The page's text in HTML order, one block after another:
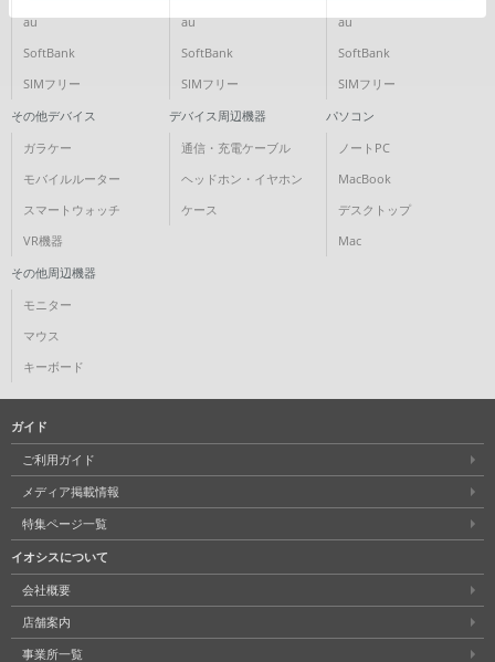
au
SoftBank
SIMフリー
au
SoftBank
SIMフリー
au
SoftBank
SIMフリー
その他デバイス
ガラケー
モバイルルーター
スマートウォッチ
VR機器
デバイス周辺機器
通信・充電ケーブル
ヘッドホン・イヤホン
ケース
パソコン
ノートPC
MacBook
デスクトップ
Mac
その他周辺機器
モニター
マウス
キーボード
ガイド
ご利用ガイド
メディア掲載情報
特集ページ一覧
イオシスについて
会社概要
店舗案内
事業所一覧
月 まで
各項目のチェックボックスは「or検索」となります。